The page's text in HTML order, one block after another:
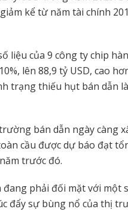
kể từ năm tài chính
liệu của 9 công ty chip
lên 88,9 tỷ USD, cao
trạng thiếu hụt bán dẫn
bán dẫn ngày càng
cầu được dự báo đạt
trước đó.
đang phải đối mặt với một
đẩy sự bùng nổ của thị